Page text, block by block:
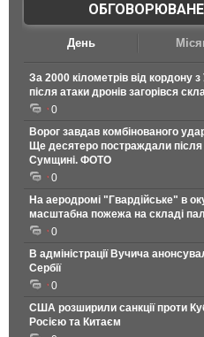
ОБГОВОРЮВАНЕ
День
За 2000 кілометрів від кордону
після атаки дронів загорівся
0
Ворог завдав комбінованого
Ще десятеро постраждали
Сумщині. ФОТО
0
На аеродромі "Гвардійське" в
масштабна пожежа на складі
0
В адміністрації Вучича
Сербії
0
США розширили санкції проти
Росією та Китаєм